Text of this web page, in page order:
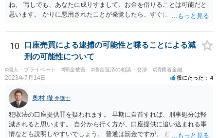
ね。 写しでも、あなたに成りすまして、お金を借りることは可能だと
思います。 かりに悪用されたことが発覚したら、すぐに警察に相談し
10
口座売買による逮捕の可能性と喋ることによる減
刑の可能性について
#個人・プライベート #闇金被害 #借金返済の相談・交渉 #消費者金融
2023年7月14日 役にたった 4
奥村 徹 弁護士
犯収法の口座提供罪を疑われます。 早期に自首すれば、刑事処分は軽
減されると思います。 自分から行く方が、口座提供に追い込まれる事
情なども説明しやすいでしょう。 普通は罰金ですが、 起訴猶予も多い